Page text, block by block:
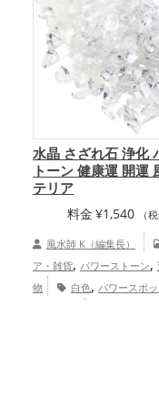
水晶 さざれ石 浄化
トーン 健康運 開運
テリア
料金 ¥1,540 （
風水師 K（編集長）
ア・雑貨, パワーストーン,
物
白色, パワースポッ